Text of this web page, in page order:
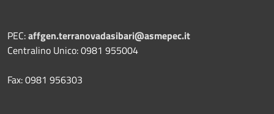
PEC:affgen.terranovadasibari@asmepec.it
Centralino Unico: 0981 955004
Fax: 0981 956303